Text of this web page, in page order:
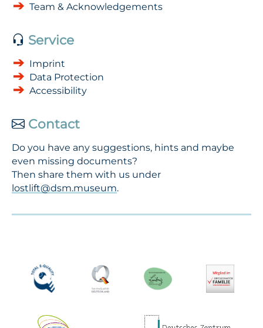
Team & Acknowledgements
Service
Imprint
Data Protection
Accessibility
Contact
Do you have any suggestions, hints and maybe
even missing documents?
Then share them with us under
lostlift@dsm.museum.